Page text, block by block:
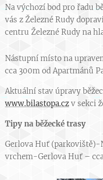
Na výchozí bod pro řadu
vás z Železné Rudy
centru Železné Rudy na
Nástupní místo na
cca 300m od Apartmánů
Aktuální stav úpravy
www.bilastopa.cz v sekci
Tipy na běžecké trasy
Gerlova Huť (parkoviště)-
vrchem-Gerlova Huť –